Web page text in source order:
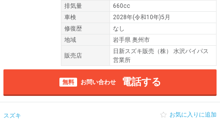
排気量
660cc
車検
2028年(令和10年)5月
修復歴
なし
地域
岩手県 奥州市
販売店
日新スズキ販売（株） 水沢バイパス
営業所
無料 お問い合わせ 電話する
スズキ お気に入りに追加